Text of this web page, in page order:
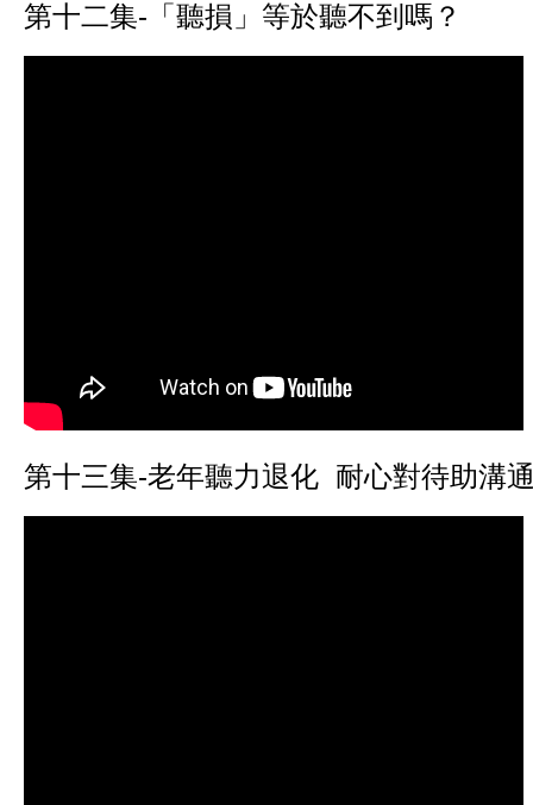
第十二集-「聽損」等於聽不到嗎？
第十三集-老年聽力退化 耐心對待助溝